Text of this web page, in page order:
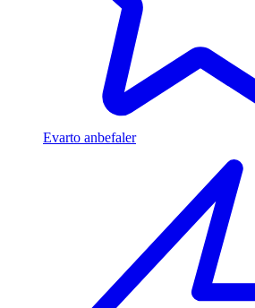
Evarto anbefaler